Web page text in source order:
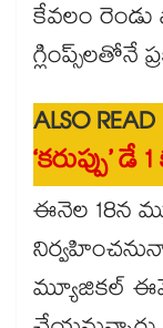
కేవలం
గ్లింప్స్‌లతోనే
ALSO
‘కరుప్పు’
ఈనెల 18న
మ్యూజికల్